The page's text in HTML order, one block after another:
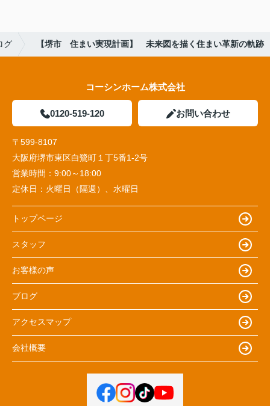
グ 【堺市 住まい実現計画】 未来図を描く住まい革新の軌跡
コーシンホーム株式会社
0120-519-120 お問い合わせ
〒599-8107
大阪府堺市東区白鷺町１丁5番1‐2号
営業時間： 9:00～18:00
定休日： 火曜日（隔週）、水曜日
トップページ
スタッフ
お客様の声
ブログ
アクセスマップ
会社概要